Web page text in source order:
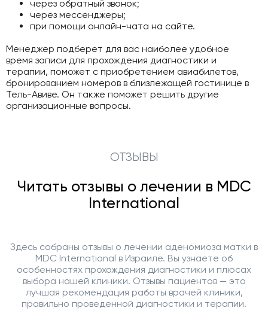
через обратный звонок;
через мессенджеры;
при помощи онлайн-чата на сайте.
Менеджер подберет для вас наиболее удобное
время записи для прохождения диагностики и
терапии, поможет с приобретением авиабилетов,
бронированием номеров в близлежащей гостинице в
Тель-Авиве. Он также поможет решить другие
организационные вопросы.
ОТЗЫВЫ
Читать отзывы о лечении в MDC
International
Здесь собраны отзывы о лечении аденомиоза матки в
MDC International в Израиле. Вы узнаете об
особенностях прохождения диагностики и плюсах
выбора нашей клиники. Отзывы пациентов — это
лучшая рекомендация работы врачей клиники,
правильно проведенной диагностики и терапии.